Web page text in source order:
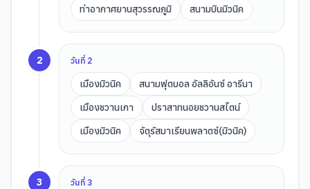
ท่าอากาศยานสุวรรณภูมิ สนามบินมิวนิค
2 วันที่ 2
เมืองมิวนิค
สนามฟุตบอล อัลลิอันซ์ อารีนา
เมืองชวานเกา
ปราสาทนอยชวานสไตน์
เมืองมิวนิค
จัตุรัสมาเรียนพลาตซ์(มิวนิค)
3 วันที่3